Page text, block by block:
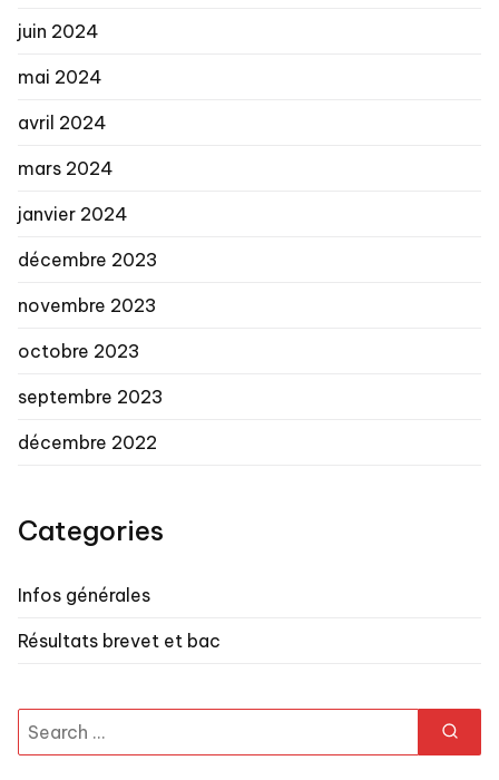
juin 2024
mai 2024
avril 2024
mars 2024
janvier 2024
décembre 2023
novembre 2023
octobre 2023
septembre 2023
décembre 2022
Categories
Infos générales
Résultats brevet et bac
Search